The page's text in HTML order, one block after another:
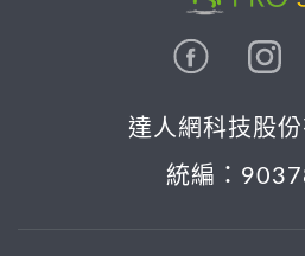
達人網科技股份
統編：